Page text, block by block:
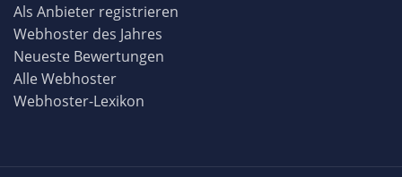
Als Anbieter registrieren
Webhoster des Jahres
Neueste Bewertungen
Alle Webhoster
Webhoster-Lexikon